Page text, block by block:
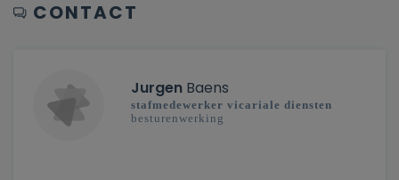
CONTACT
Jurgen Baens
stafmedewerker vicariale diensten
besturenwerking